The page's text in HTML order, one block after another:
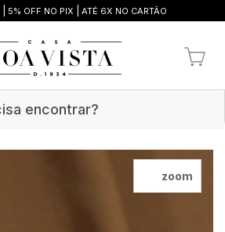
5% OFF NO PIX ATÉ 6X NO CARTÃO
zoom